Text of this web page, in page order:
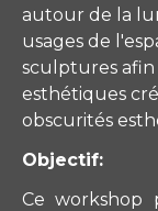
autour de la
usages de
sculptures
esthétiques
obscurités
Objectif:
Ce workshop